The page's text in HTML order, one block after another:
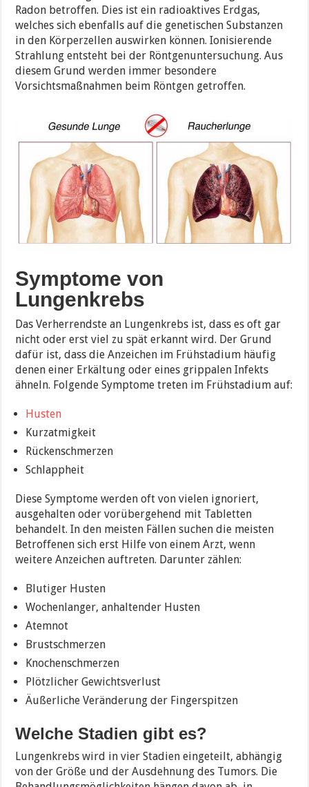
Radon betroffen. Dies ist ein radioaktives Erdgas,
welches sich ebenfalls auf die genetischen Substanzen
in den Körperzellen auswirken können. Ionisierende
Strahlung entsteht bei der Röntgenuntersuchung. Aus
diesem Grund werden immer besondere
Vorsichtsmaßnahmen beim Röntgen getroffen.
Symptome von
Lungenkrebs
Das Verherrendste an Lungenkrebs ist, dass es oft gar
nicht oder erst viel zu spät erkannt wird. Der Grund
dafür ist, dass die Anzeichen im Frühstadium häufig
denen einer Erkältung oder eines grippalen Infekts
ähneln. Folgende Symptome treten im Frühstadium auf:
Husten
Kurzatmigkeit
Rückenschmerzen
Schlappheit
Diese Symptome werden oft von vielen ignoriert,
ausgehalten oder vorübergehend mit Tabletten
behandelt. In den meisten Fällen suchen die meisten
Betroffenen sich erst Hilfe von einem Arzt, wenn
weitere Anzeichen auftreten. Darunter zählen:
Blutiger Husten
Wochenlanger, anhaltender Husten
Atemnot
Brustschmerzen
Knochenschmerzen
Plötzlicher Gewichtsverlust
Äußerliche Veränderung der Fingerspitzen
Welche Stadien gibt es?
Lungenkrebs wird in vier Stadien eingeteilt, abhängig
von der Größe und der Ausdehnung des Tumors. Die